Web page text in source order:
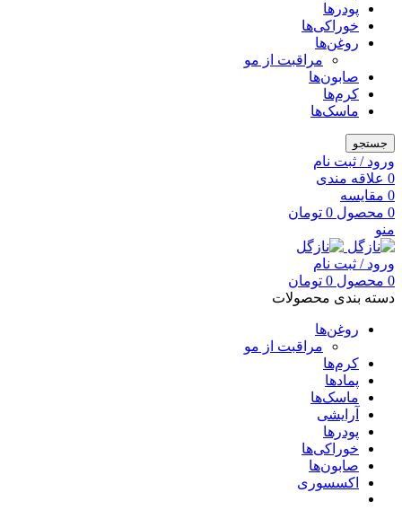
پودرها
خوراکی‌ها
روغن‌ها
مراقبت از مو
صابون‌ها
کرم‌ها
ماسک‌ها
جستجو
ورود / ثبت نام
0 علاقه مندی
0 مقایسه
0 محصول 0 تومان
منو
ورود / ثبت نام
0 محصول 0 تومان
دسته بندی محصولات
روغن‌ها
مراقبت از مو
کرم‌ها
پمادها
ماسک‌ها
آرایشی
پودرها
خوراکی‌ها
صابون‌ها
اکسسوری